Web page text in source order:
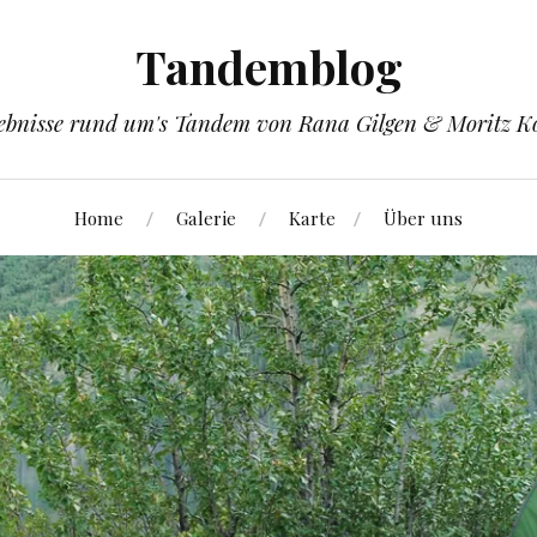
Tandemblog
rund um's Tandem von Rana Gilgen & Moritz
Home Galerie Karte Über uns